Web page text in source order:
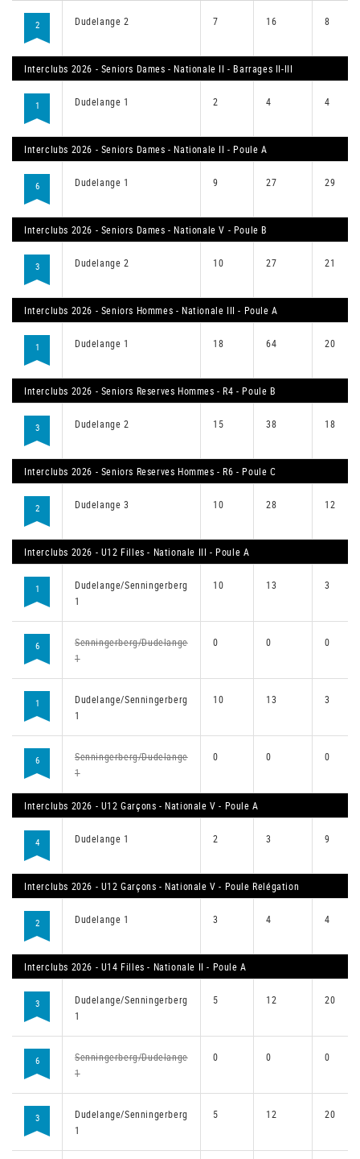
2 Dudelange 2 7 16 8
Interclubs 2026 - Seniors Dames - Nationale II - Barrages II-III
1 Dudelange 1 2 4 4
Interclubs 2026 - Seniors Dames - Nationale II - Poule A
6 Dudelange 1 9 27 29
Interclubs 2026 - Seniors Dames - Nationale V - Poule B
3 Dudelange 2 10 27 21
Interclubs 2026 - Seniors Hommes - Nationale III - Poule A
1 Dudelange 1 18 64 20
Interclubs 2026 - Seniors Reserves Hommes - R4 - Poule B
3 Dudelange 2 15 38 18
Interclubs 2026 - Seniors Reserves Hommes - R6 - Poule C
2 Dudelange 3 10 28 12
Interclubs 2026 - U12 Filles - Nationale III - Poule A
1
Dudelange/Senningerberg
1
10 13 3
6
Senningerberg/Dudelange
1
0 0 0
1
Dudelange/Senningerberg
1
10 13 3
6
Senningerberg/Dudelange
1
0 0 0
Interclubs 2026 - U12 Garçons - Nationale V - Poule A
4 Dudelange 1 2 3 9
Interclubs 2026 - U12 Garçons - Nationale V - Poule Relégation
2 Dudelange 1 3 4 4
Interclubs 2026 - U14 Filles - Nationale II - Poule A
3
Dudelange/Senningerberg
1
5 12 20
6
Senningerberg/Dudelange
1
0 0 0
3
Dudelange/Senningerberg
1
5 12 20